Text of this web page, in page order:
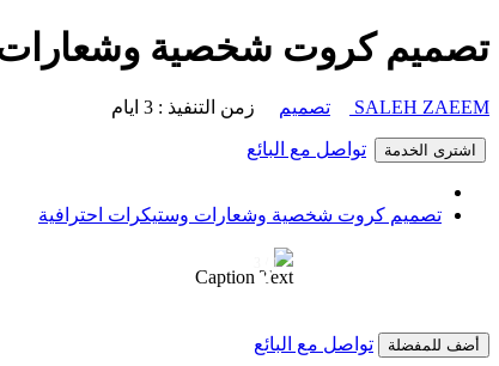
تصميم كروت شخصية وشعارات
SALEH ZAEEM تصميم زمن التنفيذ : 3 ايام
اشترى الخدمة تواصل مع البائع
تصميم كروت شخصية وشعارات وستيكرات احترافية
1 / 3
Caption Text
❮
أضف للمفضلة تواصل مع البائع